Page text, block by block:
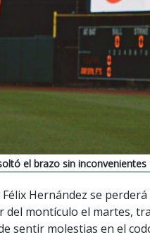
el brazo sin inconvenientes
Hernández se
montículo el martes,
sentir molestias en el